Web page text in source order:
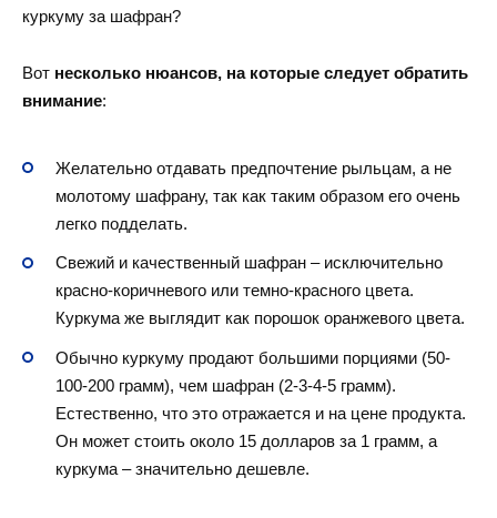
куркуму за шафран?
Вот несколько нюансов, на которые следует обратить
внимание:
Желательно отдавать предпочтение рыльцам, а не
молотому шафрану, так как таким образом его очень
легко подделать.
Свежий и качественный шафран – исключительно
красно-коричневого или темно-красного цвета.
Куркума же выглядит как порошок оранжевого цвета.
Обычно куркуму продают большими порциями (50-
100-200 грамм), чем шафран (2-3-4-5 грамм).
Естественно, что это отражается и на цене продукта.
Он может стоить около 15 долларов за 1 грамм, а
куркума – значительно дешевле.